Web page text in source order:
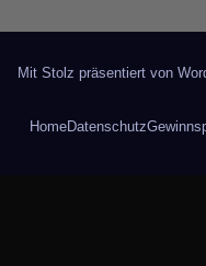
Mit Stolz präsentiert von
HomeDatenschutz